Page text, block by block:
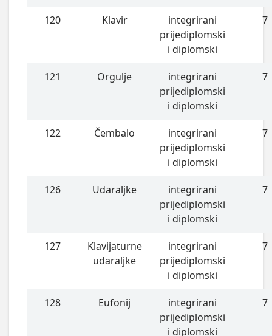
120 Klavir
integrirani
prijediplomski
i diplomski
7
121 Orgulje
integrirani
prijediplomski
i diplomski
7
122 Čembalo
integrirani
prijediplomski
i diplomski
7
126 Udaraljke
integrirani
prijediplomski
i diplomski
7
127
Klavijaturne
udaraljke
integrirani
prijediplomski
i diplomski
7
128 Eufonij
integrirani
prijediplomski
i diplomski
7